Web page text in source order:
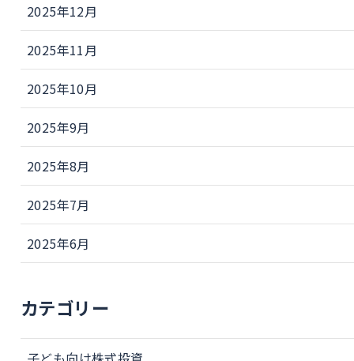
2025年12月
2025年11月
2025年10月
2025年9月
2025年8月
2025年7月
2025年6月
カテゴリー